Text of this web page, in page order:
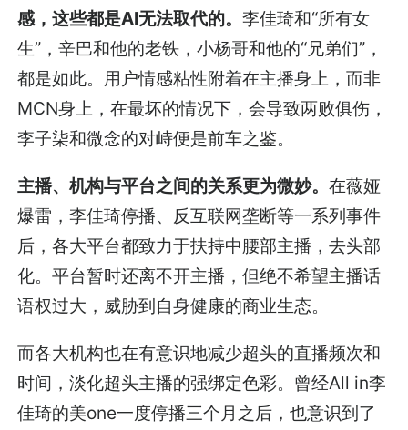
感，这些都是AI无法取代的。李佳琦和“所有女
生”，辛巴和他的老铁，小杨哥和他的“兄弟们”，
都是如此。用户情感粘性附着在主播身上，而非
MCN身上，在最坏的情况下，会导致两败俱伤，
李子柒和微念的对峙便是前车之鉴。
主播、机构与平台之间的关系更为微妙。在薇娅
爆雷，李佳琦停播、反互联网垄断等一系列事件
后，各大平台都致力于扶持中腰部主播，去头部
化。平台暂时还离不开主播，但绝不希望主播话
语权过大，威胁到自身健康的商业生态。
而各大机构也在有意识地减少超头的直播频次和
时间，淡化超头主播的强绑定色彩。曾经All in李
佳琦的美one一度停播三个月之后，也意识到了